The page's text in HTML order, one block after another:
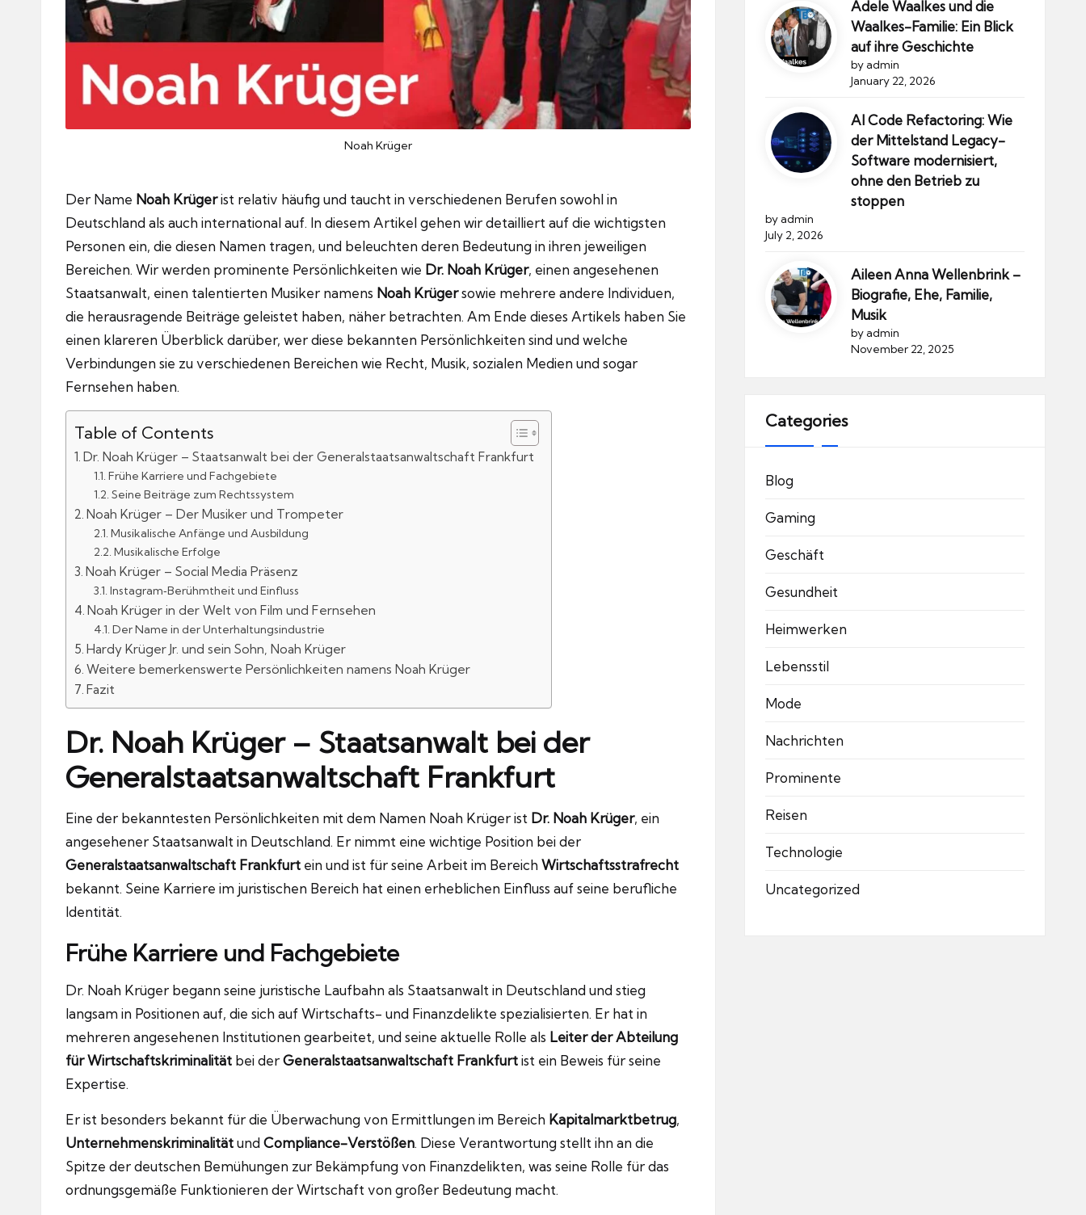
Noah Krüger
Der Name Noah Krügerist relativ häufig und taucht in verschiedenen Berufen sowohl in
Deutschland als auch international auf. In diesem Artikel gehen wir detailliert auf die wichtigsten
Personen ein, die diesen Namen tragen, und beleuchten deren Bedeutung in ihren jeweiligen
Bereichen. Wir werden prominente Persönlichkeiten wie Dr. Noah Krüger, einen angesehenen
Staatsanwalt, einen talentierten Musiker namens Noah Krügersowie mehrere andere Individuen,
die herausragende Beiträge geleistet haben, näher betrachten. Am Ende dieses Artikels haben Sie
einen klareren Überblick darüber, wer diese bekannten Persönlichkeiten sind und welche
Verbindungen sie zu verschiedenen Bereichen wie Recht, Musik, sozialen Medien und sogar
Fernsehen haben.
Table of Contents
Dr. Noah Krüger – Staatsanwalt bei der Generalstaatsanwaltschaft Frankfurt
Frühe Karriere und Fachgebiete
Seine Beiträge zum Rechtssystem
Noah Krüger – Der Musiker und Trompeter
Musikalische Anfänge und Ausbildung
Musikalische Erfolge
Noah Krüger – Social Media Präsenz
Instagram‑Berühmtheit und Einfluss
Noah Krüger in der Welt von Film und Fernsehen
Der Name in der Unterhaltungsindustrie
Hardy Krüger Jr. und sein Sohn, Noah Krüger
Weitere bemerkenswerte Persönlichkeiten namens Noah Krüger
Fazit
Dr. Noah Krüger – Staatsanwalt bei der
Generalstaatsanwaltschaft Frankfurt
Eine der bekanntesten Persönlichkeiten mit dem Namen Noah Krüger ist Dr. Noah Krüger, ein
angesehener Staatsanwalt in Deutschland. Er nimmt eine wichtige Position bei der
Generalstaatsanwaltschaft Frankfurt ein und ist für seine Arbeit im Bereich Wirtschaftsstrafrecht
bekannt. Seine Karriere im juristischen Bereich hat einen erheblichen Einfluss auf seine berufliche
Identität.
Frühe Karriere und Fachgebiete
Dr. Noah Krüger begann seine juristische Laufbahn als Staatsanwalt in Deutschland und stieg
langsam in Positionen auf, die sich auf Wirtschafts- und Finanzdelikte spezialisierten. Er hat in
mehreren angesehenen Institutionen gearbeitet, und seine aktuelle Rolle als Leiter der Abteilung
für Wirtschaftskriminalität bei derGeneralstaatsanwaltschaft Frankfurtist ein Beweis für seine
Expertise.
Er ist besonders bekannt für die Überwachung von Ermittlungen im Bereich Kapitalmarktbetrug,
Unternehmenskriminalitätund Compliance-Verstößen. Diese Verantwortung stellt ihn an die
Spitze der deutschen Bemühungen zur Bekämpfung von Finanzdelikten, was seine Rolle für das
ordnungsgemäße Funktionieren der Wirtschaft von großer Bedeutung macht.
Adele Waalkes und die
Waalkes-Familie: Ein Blick
auf ihre Geschichte
by admin
January 22, 2026
AI Code Refactoring: Wie
der Mittelstand Legacy-
Software modernisiert,
ohne den Betrieb zu
stoppen
by admin
July 2, 2026
Aileen Anna Wellenbrink –
Biografie, Ehe, Familie,
Musik
by admin
November 22, 2025
Categories
Blog
Gaming
Geschäft
Gesundheit
Heimwerken
Lebensstil
Mode
Nachrichten
Prominente
Reisen
Technologie
Uncategorized